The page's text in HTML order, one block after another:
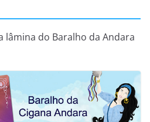
lâmina do Baralho da Andara